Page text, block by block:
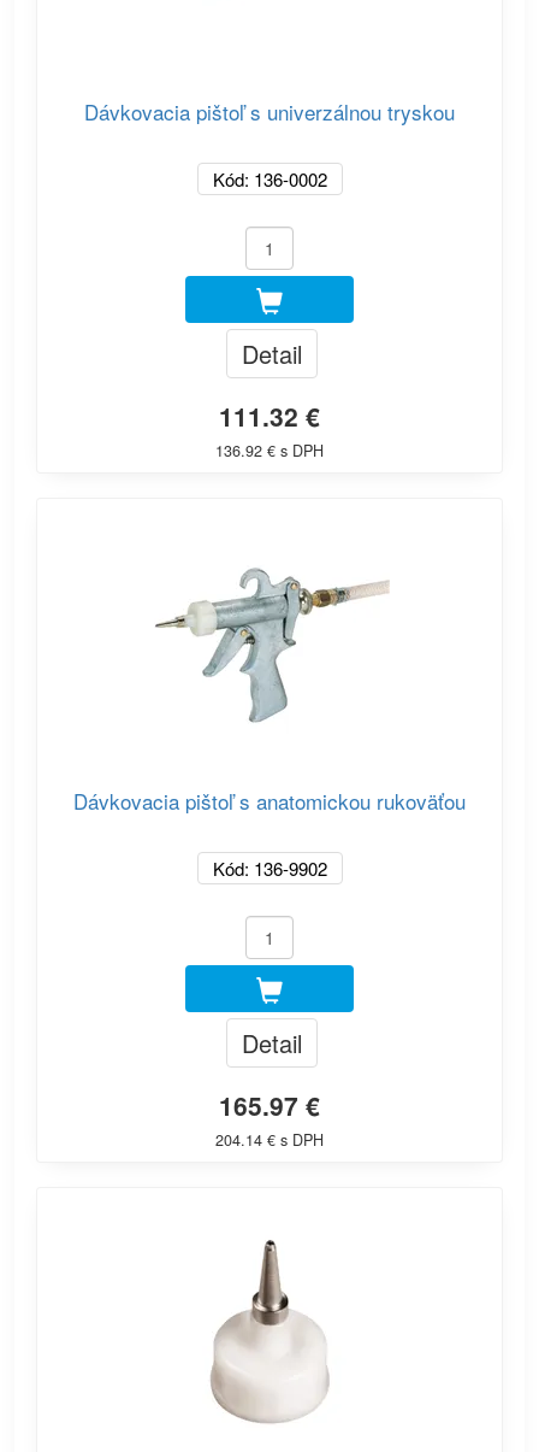
Dávkovacia pištoľ s univerzálnou tryskou
Kód: 136-0002
Detail
111.32 €
136.92 € s DPH
Dávkovacia pištoľ s anatomickou rukoväťou
Kód: 136-9902
Detail
165.97 €
204.14 € s DPH